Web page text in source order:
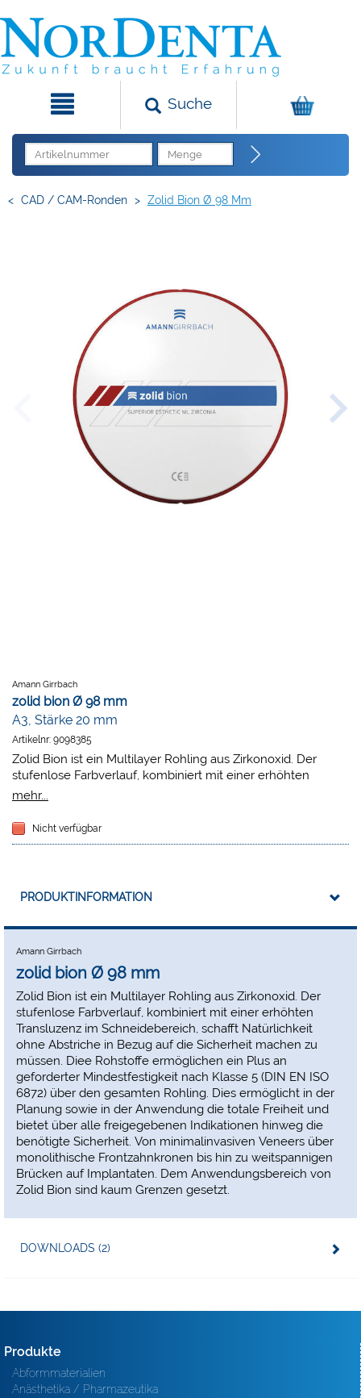
Suche
< CAD / CAM-Ronden > Zolid Bion Ø 98 Mm
Amann Girrbach
zolid bion Ø 98 mm
A3, Stärke 20 mm
Artikelnr: 9098385
Zolid Bion ist ein Multilayer Rohling aus Zirkonoxid. Der
stufenlose Farbverlauf, kombiniert mit einer erhöhten
Transluzenz im Schneidebereich, schafft Natürlichkeit ohne
Diee Rohstoffe ermöglichen ein Plus an geforderter
Mindestfestigkeit nach Klasse 5 (DIN EN ISO 6872) über den
Sicherheit. Von minimalinvasiven Veneers über
Zolid Bion sind kaum Grenzen gesetzt.
mehr...
Nicht verfügbar
PRODUKTINFORMATION
Amann Girrbach
zolid bion Ø 98 mm
Zolid Bion ist ein Multilayer Rohling aus Zirkonoxid. Der
stufenlose Farbverlauf, kombiniert mit einer erhöhten
Transluzenz im Schneidebereich, schafft Natürlichkeit
ohne Abstriche in Bezug auf die Sicherheit machen zu
müssen. Diee Rohstoffe ermöglichen ein Plus an
geforderter Mindestfestigkeit nach Klasse 5 (DIN EN ISO
6872) über den gesamten Rohling. Dies ermöglicht in der
Planung sowie in der Anwendung die totale Freiheit und
bietet über alle freigegebenen Indikationen hinweg die
benötigte Sicherheit. Von minimalinvasiven Veneers über
monolithische Frontzahnkronen bis hin zu weitspannigen
Brücken auf Implantaten. Dem Anwendungsbereich von
Zolid Bion sind kaum Grenzen gesetzt.
DOWNLOADS (2)
Produkte
Abformmaterialien
Anästhetika / Pharmazeutika